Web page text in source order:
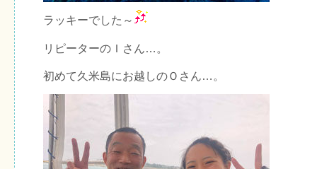
ラッキーでした～
リピーターのＩさん…。
初めて久米島にお越しのＯさん…。